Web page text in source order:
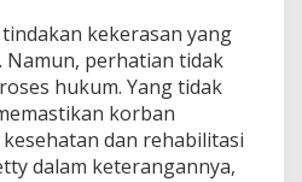
kekerasan yang
Namun, perhatian tidak
hukum. Yang tidak
korban
dan rehabilitasi
dalam keterangannya,